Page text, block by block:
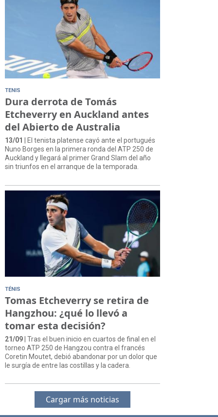
TENIS
Dura derrota de Tomás
Etcheverry en Auckland antes
del Abierto de Australia
13/01
| El tenista platense cayó ante el portugués
Nuno Borges en la primera ronda del ATP 250 de
Auckland y llegará al primer Grand Slam del año
sin triunfos en el arranque de la temporada.
TÉNIS
Tomas Etcheverry se retira de
Hangzhou: ¿qué lo llevó a
tomar esta decisión?
21/09| Tras el buen inicio en cuartos de final en el
torneo ATP 250 de Hangzou contra el francés
Coretin Moutet, debió abandonar por un dolor que
le surgía de entre las costillas y la cadera.
Cargar más noticias